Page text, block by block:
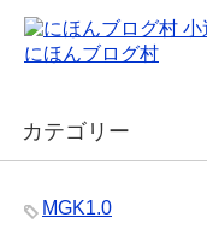
にほんブログ村
カテゴリー
MGK1.0